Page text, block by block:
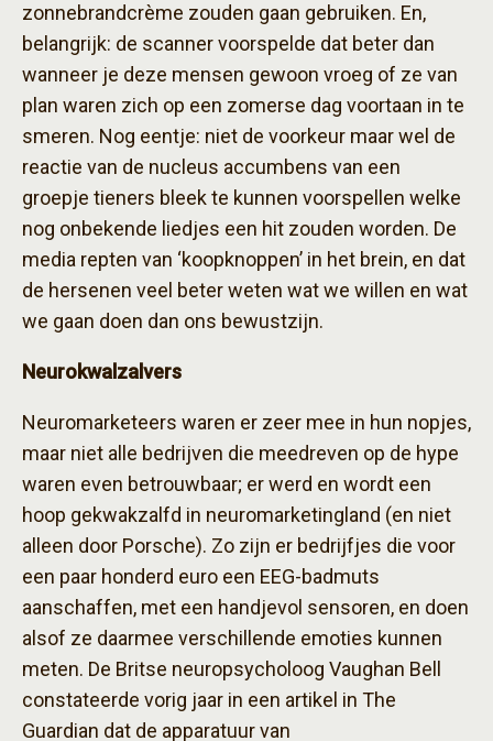
zonnebrandcrème zouden gaan gebruiken. En,
belangrijk: de scanner voorspelde dat beter dan
wanneer je deze mensen gewoon vroeg of ze van
plan waren zich op een zomerse dag voortaan in te
smeren. Nog eentje: niet de voorkeur maar wel de
reactie van de nucleus accumbens van een
groepje tieners bleek te kunnen voorspellen welke
nog onbekende liedjes een hit zouden worden. De
media repten van ‘koopknoppen’ in het brein, en dat
de hersenen veel beter weten wat we willen en wat
we gaan doen dan ons bewustzijn.
Neurokwalzalvers
Neuromarketeers waren er zeer mee in hun nopjes,
maar niet alle bedrijven die meedreven op de hype
waren even betrouwbaar; er werd en wordt een
hoop gekwakzalfd in neuromarketingland (en niet
alleen door Porsche). Zo zijn er bedrijfjes die voor
een paar honderd euro een EEG-badmuts
aanschaffen, met een handjevol sensoren, en doen
alsof ze daarmee verschillende emoties kunnen
meten. De Britse neuropsycholoog Vaughan Bell
constateerde vorig jaar in een artikel in The
Guardian dat de apparatuur van